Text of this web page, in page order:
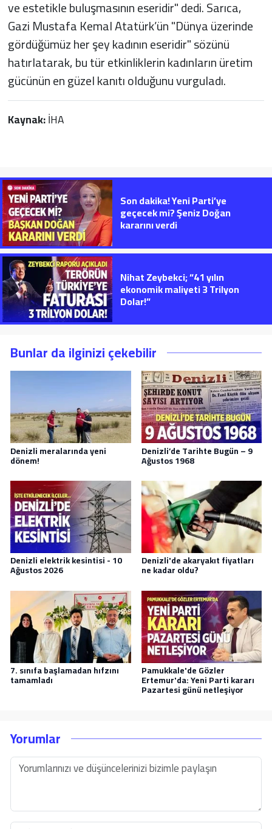
ve estetikle buluşmasının eseridir" dedi. Sarıca,
Gazi Mustafa Kemal Atatürk’ün "Dünya üzerinde
gördüğümüz her şey kadının eseridir" sözünü
hatırlatarak, bu tür etkinliklerin kadınların üretim
gücünün en güzel kanıtı olduğunu vurguladı.
Kaynak:İHA
Son dakika! Yeni Parti’ye
geçecek mi? Şeniz Doğan
kararını verdi
Nihat Zeybekci; “41 yılın
ekonomik maliyeti 3 Trilyon
Dolar!”
Bunlar da ilginizi çekebilir
Denizli meralarında yeni
dönem!
Denizli’de Tarihte Bugün – 9
Ağustos 1968
Denizli elektrik kesintisi - 10
Ağustos 2026
Denizli'de akaryakıt fiyatları
ne kadar oldu?
7. sınıfa başlamadan hıfzını
tamamladı
Pamukkale'de Gözler
Ertemur'da: Yeni Parti kararı
Pazartesi günü netleşiyor
Yorumlar